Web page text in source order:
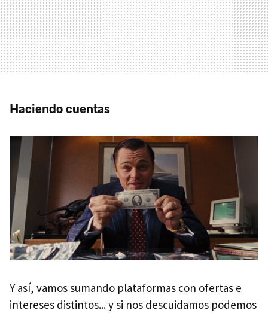
Haciendo cuentas
Y así, vamos sumando plataformas con ofertas e
intereses distintos... y si nos descuidamos podemos